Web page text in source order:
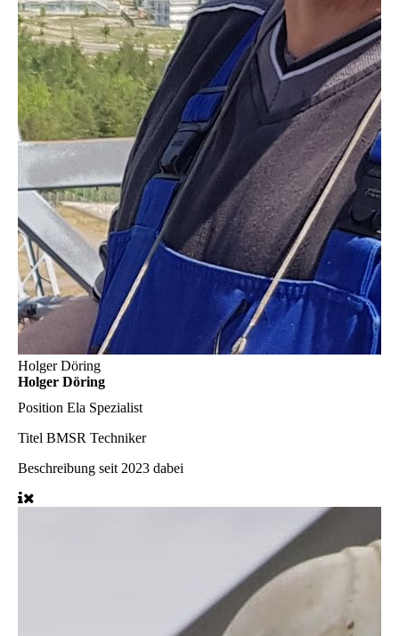
Holger Döring
Holger Döring
Position Ela Spezialist
Titel BMSR Techniker
Beschreibung seit 2023 dabei